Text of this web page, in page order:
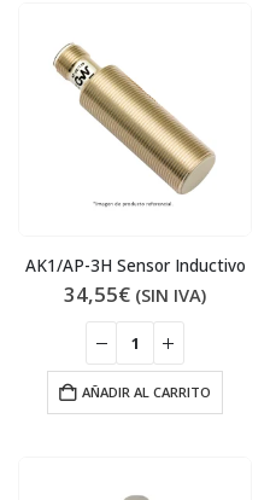
AK1/AP-3H Sensor Inductivo
34,55€ (SIN IVA)
AÑADIR AL CARRITO